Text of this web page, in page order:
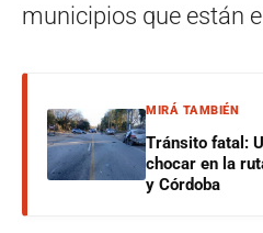
municipios que están
MIRÁ TAMBIÉN
Tránsito fatal:
chocar en la
y Córdoba